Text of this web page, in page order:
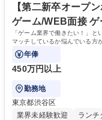
「未来の日常」の創造に
す。 学歴・資格 学歴：
【第二新卒オープ
ゲーム/WEB面接 ゲ
「ゲーム業界で働きたい！」
マッチしているか悩んでいる方
年俸
450万円以上
勤務地
東京都渋谷区
業界未経験歓迎
ランチ